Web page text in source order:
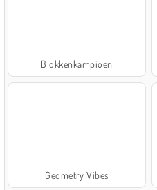
Blokkenkampioen
Geometry Vibes